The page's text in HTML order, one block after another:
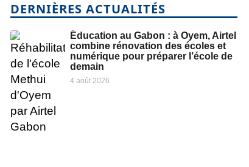
DERNIÈRES ACTUALITÉS
Éducation au Gabon : à Oyem, Airtel
combine rénovation des écoles et
numérique pour préparer l’école de
demain
4 août 2026